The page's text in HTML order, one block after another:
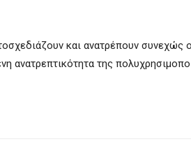
και ανατρέπουν συνεχώς
ανατρεπτικότητα της